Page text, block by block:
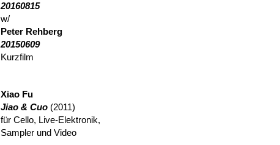
20160815
w/
Peter Rehberg
20150609
Kurzfilm
Xiao Fu
Jiao & Cuo (2011)
für Cello, Live-Elektronik,
Sampler und Video